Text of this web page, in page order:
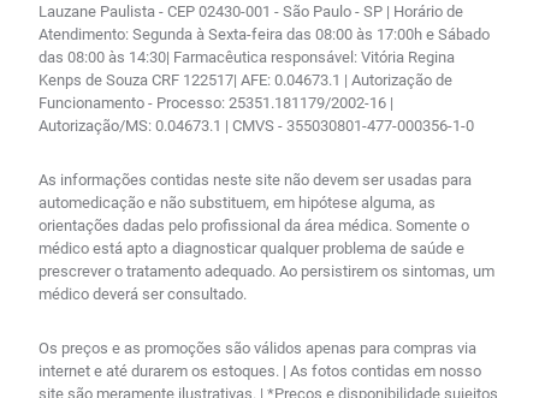
Lauzane Paulista - CEP 02430-001 - São Paulo - SP | Horário de
Atendimento: Segunda à Sexta-feira das 08:00 às 17:00h e Sábado
das 08:00 às 14:30| Farmacêutica responsável: Vitória Regina
Kenps de Souza CRF 122517| AFE: 0.04673.1 | Autorização de
Funcionamento - Processo: 25351.181179/2002-16 |
Autorização/MS: 0.04673.1 | CMVS - 355030801-477-000356-1-0
As informações contidas neste site não devem ser usadas para
automedicação e não substituem, em hipótese alguma, as
orientações dadas pelo profissional da área médica. Somente o
médico está apto a diagnosticar qualquer problema de saúde e
prescrever o tratamento adequado. Ao persistirem os sintomas, um
médico deverá ser consultado.
Os preços e as promoções são válidos apenas para compras via
internet e até durarem os estoques. | As fotos contidas em nosso
site são meramente ilustrativas. | *Preços e disponibilidade sujeitos